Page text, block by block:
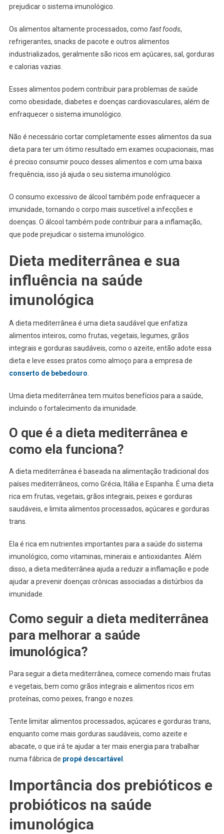
prejudicar o sistema imunológico.
Os alimentos altamente processados, como fast foods,
refrigerantes, snacks de pacote e outros alimentos
industrializados, geralmente são ricos em açúcares, sal, gorduras
e calorias vazias.
Esses alimentos podem contribuir para problemas de saúde
como obesidade, diabetes e doenças cardiovasculares, além de
enfraquecer o sistema imunológico.
Não é necessário cortar completamente esses alimentos da sua
dieta para ter um ótimo resultado em exames ocupacionais, mas
é preciso consumir pouco desses alimentos e com uma baixa
frequência, isso já ajuda o seu sistema imunológico.
O consumo excessivo de álcool também pode enfraquecer a
imunidade, tornando o corpo mais suscetível a infecções e
doenças. O álcool também pode contribuir para a inflamação,
que pode prejudicar o sistema imunológico.
Dieta mediterrânea e sua
influência na saúde
imunológica
A dieta mediterrânea é uma dieta saudável que enfatiza
alimentos inteiros, como frutas, vegetais, legumes, grãos
integrais e gorduras saudáveis, como o azeite, então adote essa
dieta e leve esses pratos como almoço para a empresa de
conserto de bebedouro
Uma dieta mediterrânea tem muitos benefícios para a saúde,
incluindo o fortalecimento da imunidade.
O que é a dieta mediterrânea e
como ela funciona?
A dieta mediterrânea é baseada na alimentação tradicional dos
países mediterrâneos, como Grécia, Itália e Espanha. É uma dieta
rica em frutas, vegetais, grãos integrais, peixes e gorduras
saudáveis, e limita alimentos processados, açúcares e gorduras
trans.
Ela é rica em nutrientes importantes para a saúde do sistema
imunológico, como vitaminas, minerais e antioxidantes. Além
disso, a dieta mediterrânea ajuda a reduzir a inflamação e pode
ajudar a prevenir doenças crônicas associadas a distúrbios da
imunidade.
Como seguir a dieta mediterrânea
para melhorar a saúde
imunológica?
Para seguir a dieta mediterrânea, comece comendo mais frutas
e vegetais, bem como grãos integrais e alimentos ricos em
proteínas, como peixes, frango e nozes.
Tente limitar alimentos processados, açúcares e gorduras trans,
enquanto come mais gorduras saudáveis, como azeite e
abacate, o que irá te ajudar a ter mais energia para trabalhar
numa fábrica de propé descartável
Importância dos prebióticos e
probióticos na saúde
imunológica